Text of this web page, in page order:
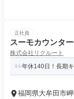
正社員
スーモカウンタ
株式会社リクルート
年休140日！長期
福岡県大牟田市